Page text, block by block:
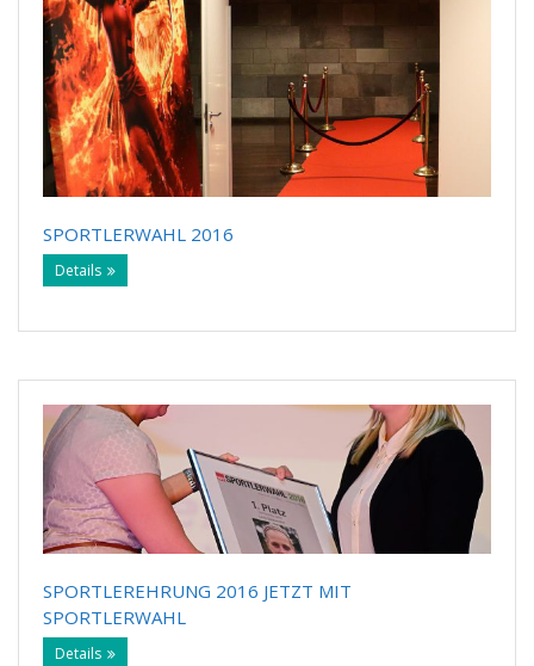
SPORTLERWAHL 2016
Details
SPORTLEREHRUNG 2016 JETZT MIT
SPORTLERWAHL
Details